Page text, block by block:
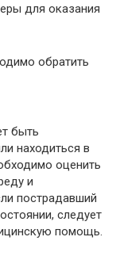
для оказания
обратить
быть
находиться в
оценить
и
пострадавший
следует
помощь.